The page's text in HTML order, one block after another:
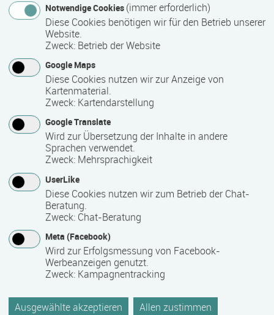
Umkreis
25 km
Suchen
Themengebiete
Angaben zu Qualitätssicherungssystemen
Empfehlen
Link kopieren
Folgen
Notwendige Cookies (immer erforderlich)
Diese Cookies benötigen wir für den Betrieb unserer
Website.
Zweck: Betrieb der Website
Google Maps
Diese Cookies nutzen wir zur Anzeige von
Kartenmaterial.
Zweck: Kartendarstellung
Google Translate
Wird zur Übersetzung der Inhalte in andere
Sprachen verwendet.
Zweck: Mehrsprachigkeit
UserLike
Diese Cookies nutzen wir zum Betrieb der Chat-
Beratung.
Zweck: Chat-Beratung
Meta (Facebook)
Wird zur Erfolgsmessung von Facebook-
Werbeanzeigen genutzt.
Zweck: Kampagnentracking
Ausgewählte akzeptieren Allen zustimmen